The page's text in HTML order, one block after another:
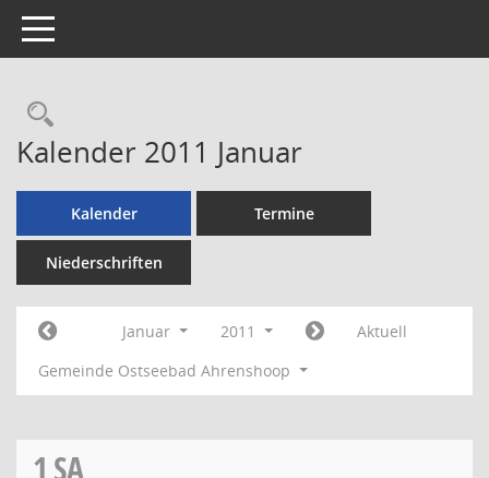
Toggle navigation
Rechercheauswahl
Kalender 2011 Januar
Kalender Termine
Niederschriften
Januar 2011
Aktuell
Gemeinde Ostseebad Ahrenshoop
1 SA